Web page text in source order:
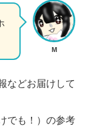
M
などお届けして
でも！）の参考